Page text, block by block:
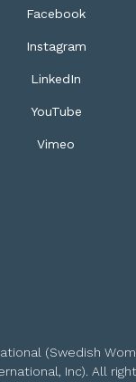
Facebook
Instagram
LinkedIn
YouTube
Vimeo
(Swedish
Inc). All